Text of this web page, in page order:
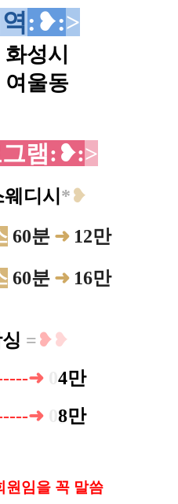
:❥:>
성시
여울동
램: ❥:>
디시 *❥
60분 ➜ 12만
60분 ➜ 16만
=❥❥
----➜
4만
---➜ 8만
원임을 꼭 말씀